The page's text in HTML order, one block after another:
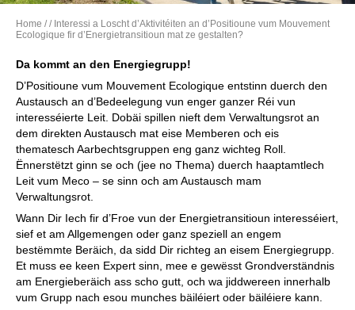
Home // Interessi a Loscht d’Aktivitéiten an d’Positioune vum Mouvement
Ecologique fir d’Energietransitioun mat ze gestalten?
Da kommt an den Energiegrupp!
D’Positioune vum Mouvement Ecologique entstinn duerch den
Austausch an d’Bedeelegung vun enger ganzer Réi vun
interesséierte Leit. Dobäi spillen nieft dem Verwaltungsrot an
dem direkten Austausch mat eise Memberen och eis
thematesch Aarbechtsgruppen eng ganz wichteg Roll.
Ënnerstëtzt ginn se och (jee no Thema) duerch haaptamtlech
Leit vum Meco – se sinn och am Austausch mam
Verwaltungsrot.
Wann Dir Iech fir d’Froe vun der Energietransitioun interesséiert,
sief et am Allgemengen oder ganz speziell an engem
bestëmmte Beräich, da sidd Dir richteg an eisem Energiegrupp.
Et muss ee keen Expert sinn, mee e gewësst Grondverständnis
am Energieberäich ass scho gutt, och wa jiddwereen innerhalb
vum Grupp nach esou munches bäiléiert oder bäiléiere kann.